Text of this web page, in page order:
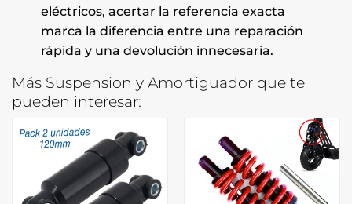
eléctricos, acertar la referencia exacta
marca la diferencia entre una reparación
rápida y una devolución innecesaria.
Más Suspension y Amortiguador que te
pueden interesar: